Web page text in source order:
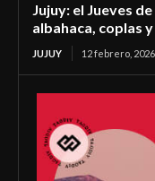
Jujuy: el Jueves
albahaca, coplas
JUJUY 12 febrero, 2026